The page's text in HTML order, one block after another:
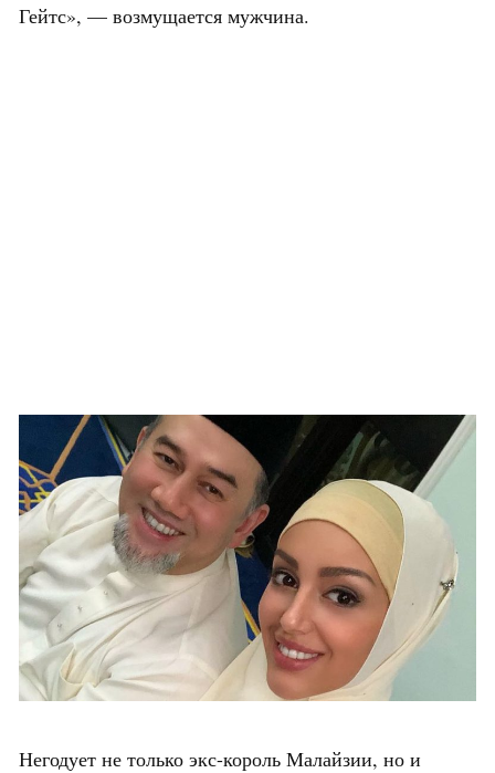
Гейтс», — возмущается мужчина.
Негодует не только экс-король Малайзии, но и